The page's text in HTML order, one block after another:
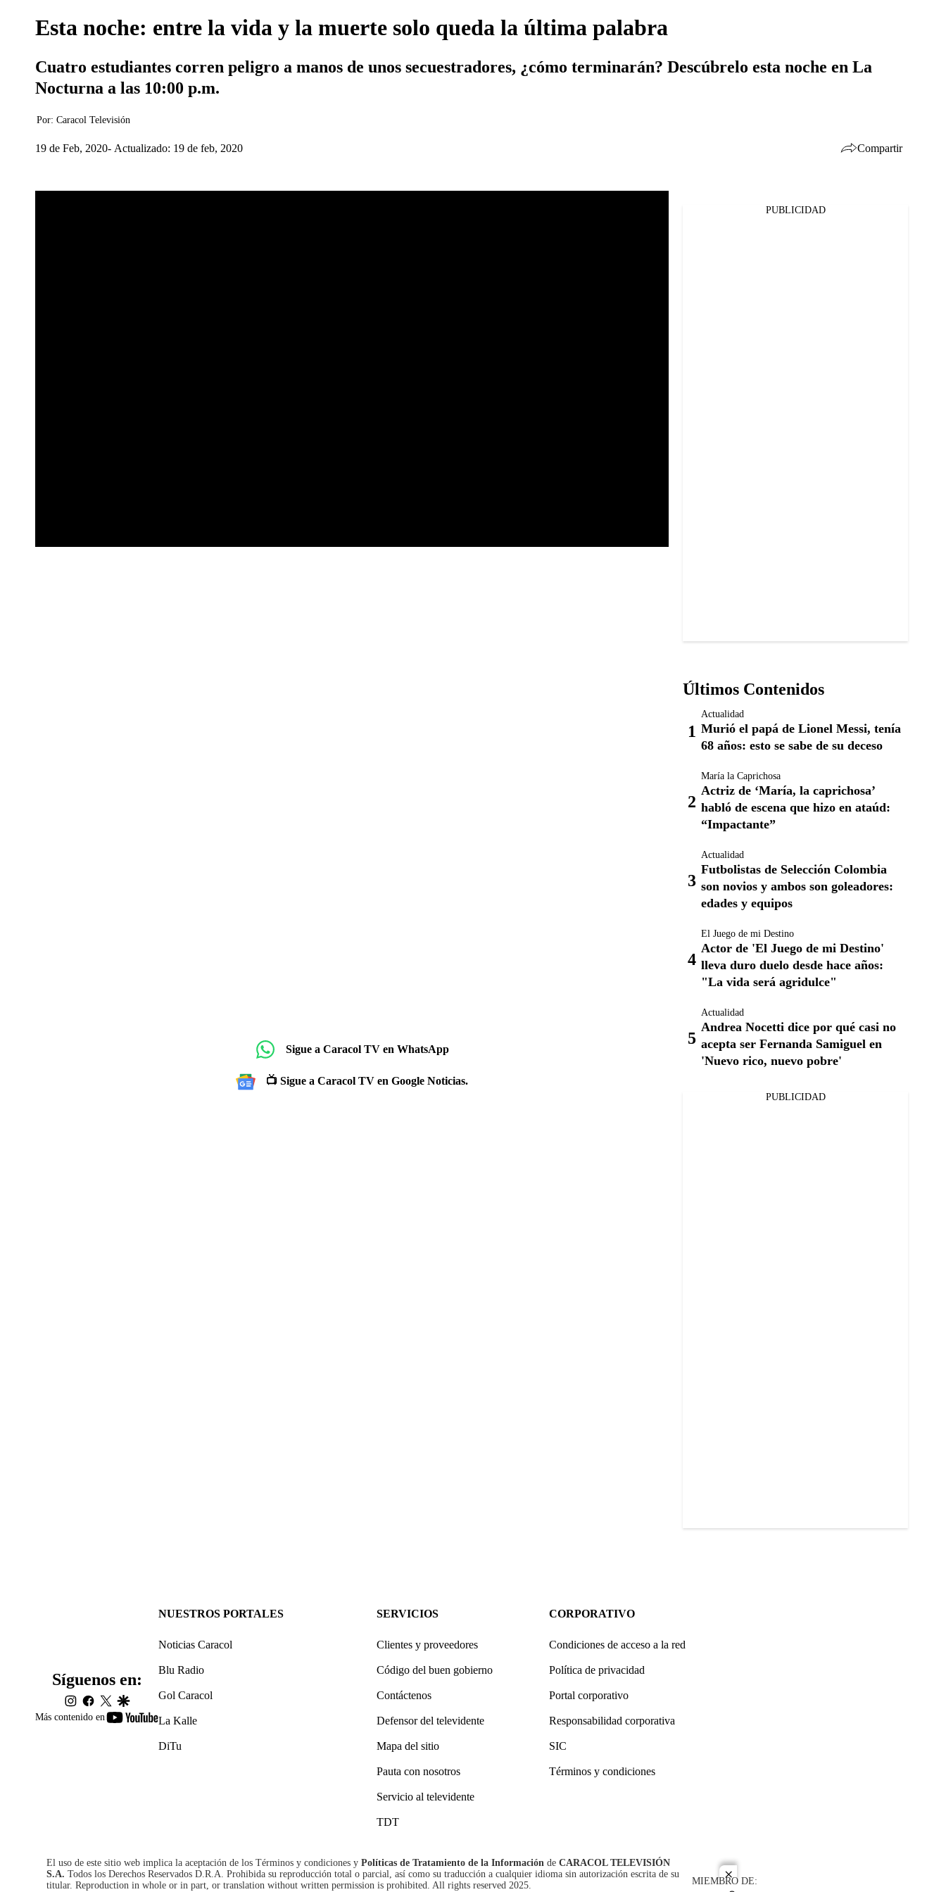
close
Esta noche: entre la vida y la muerte solo queda la última palabra
Cuatro estudiantes corren peligro a manos de unos secuestradores, ¿cómo terminarán? Descúbrelo esta noche en La
Nocturna a las 10:00 p.m.
Por: Caracol Televisión
19 de Feb, 2020 Actualizado: 19 de feb, 2020 Compartir
Sigue a Caracol TV en WhatsApp
📺 Sigue a Caracol TV en Google Noticias.
PUBLICIDAD
Últimos Contenidos
Actualidad
Murió el papá de Lionel Messi, tenía
68 años: esto se sabe de su deceso
María la Caprichosa
Actriz de ‘María, la caprichosa’
habló de escena que hizo en ataúd:
“Impactante”
Actualidad
Futbolistas de Selección Colombia
son novios y ambos son goleadores:
edades y equipos
El Juego de mi Destino
Actor de 'El Juego de mi Destino'
lleva duro duelo desde hace años:
"La vida será agridulce"
Actualidad
Andrea Nocetti dice por qué casi no
acepta ser Fernanda Samiguel en
'Nuevo rico, nuevo pobre'
PUBLICIDAD
Más contenido en
youtube-
Síguenos en:
instagram
facebook
twittergoogle
NUESTROS PORTALES
Noticias Caracol
Blu Radio
Gol Caracol
La Kalle
DiTu
SERVICIOS
Clientes y proveedores
Código del buen gobierno
Contáctenos
Defensor del televidente
Mapa del sitio
Pauta con nosotros
Servicio al televidente
TDT
CORPORATIVO
Condiciones de acceso a la red
Política de privacidad
Portal corporativo
Responsabilidad corporativa
SIC
Términos y condiciones
El uso de este sitio web implica la aceptación de los Términos y condiciones y Políticas de Tratamiento de la Información de CARACOL TELEVISIÓN
S.A. Todos los Derechos Reservados D.R.A. Prohibida su reproducción total o parcial, así como su traducción a cualquier idioma sin autorización escrita de su
titular. Reproduction in whole or in part, or translation without written permission is prohibited. All rights reserved 2025.
MIEMBRO DE: